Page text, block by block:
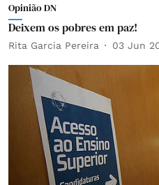
Opinião DN
Deixem os pobres em paz!
Rita Garcia Pereira 03 Jun